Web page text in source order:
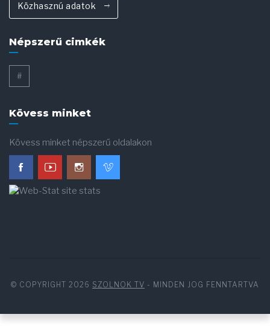
Közhasznú adatok
Népszerű cimkék
#
Kövess minket
Kövess minket népszerű oldalakon
© COPYRIGHT 2026 SZOLNOK TV - MINDEN JOG FENNTARTVA